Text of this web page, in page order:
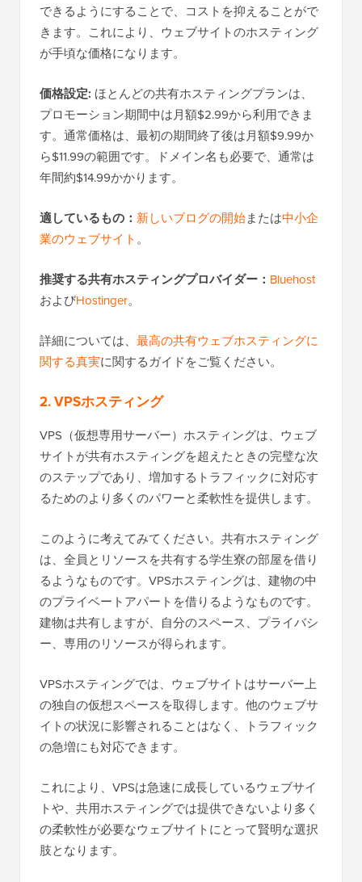
できるようにすることで、コストを抑えることがで
きます。これにより、ウェブサイトのホスティング
が手頃な価格になります。
価格設定: ほとんどの共有ホスティングプランは、
プロモーション期間中は月額$2.99から利用できま
す。通常価格は、最初の期間終了後は月額$9.99か
ら$11.99の範囲です。ドメイン名も必要で、通常は
年間約$14.99かかります。
適しているもの： 新しいブログの開始または中小企
業のウェブサイト。
推奨する共有ホスティングプロバイダー： Bluehost
およびHostinger。
詳細については、 最高の共有ウェブホスティングに
関する真実に関するガイドをご覧ください。
2. VPSホスティング
VPS（仮想専用サーバー）ホスティングは、ウェブ
サイトが共有ホスティングを超えたときの完璧な次
のステップであり、増加するトラフィックに対応す
るためのより多くのパワーと柔軟性を提供します。
このように考えてみてください。共有ホスティング
は、全員とリソースを共有する学生寮の部屋を借り
るようなものです。VPSホスティングは、建物の中
のプライベートアパートを借りるようなものです。
建物は共有しますが、自分のスペース、プライバシ
ー、専用のリソースが得られます。
VPSホスティングでは、ウェブサイトはサーバー上
の独自の仮想スペースを取得します。他のウェブサ
イトの状況に影響されることはなく、トラフィック
の急増にも対応できます。
これにより、VPSは急速に成長しているウェブサイ
トや、共用ホスティングでは提供できないより多く
の柔軟性が必要なウェブサイトにとって賢明な選択
肢となります。